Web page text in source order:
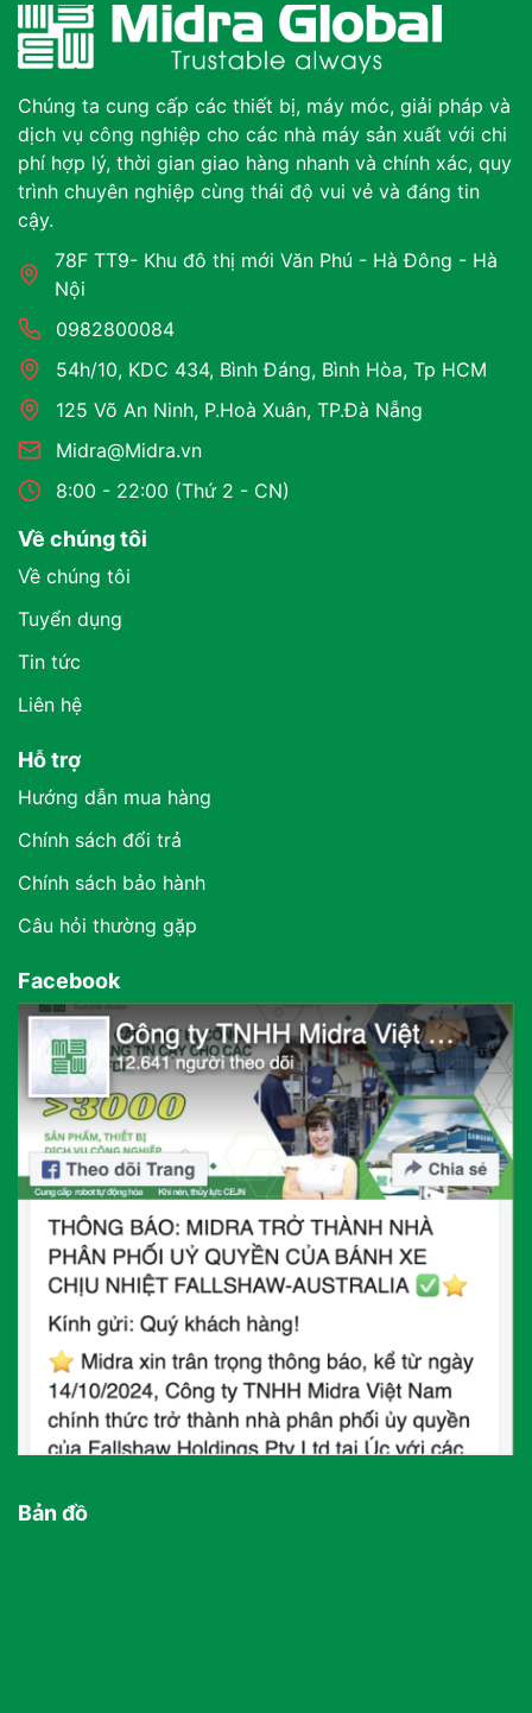
Chúng ta cung cấp các thiết bị, máy móc, giải pháp và
dịch vụ công nghiệp cho các nhà máy sản xuất với chi
phí hợp lý, thời gian giao hàng nhanh và chính xác, quy
trình chuyên nghiệp cùng thái độ vui vẻ và đáng tin
cậy.
78F TT9- Khu đô thị mới Văn Phú - Hà Đông - Hà
Nội
0982800084
54h/10, KDC 434, Bình Đáng, Bình Hòa, Tp HCM
125 Võ An Ninh, P.Hoà Xuân, TP.Đà Nẵng
Midra@Midra.vn
8:00 - 22:00 (Thứ 2 - CN)
Về chúng tôi
Về chúng tôi
Tuyển dụng
Tin tức
Liên hệ
Hỗ trợ
Hướng dẫn mua hàng
Chính sách đổi trả
Chính sách bảo hành
Câu hỏi thường gặp
Facebook
Bản đồ